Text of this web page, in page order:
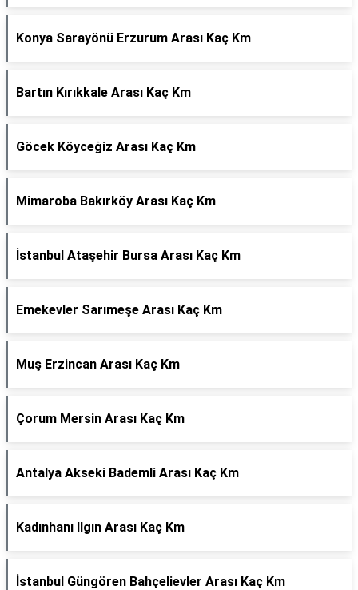
Konya Sarayönü Erzurum Arası Kaç Km
Bartın Kırıkkale Arası Kaç Km
Göcek Köyceğiz Arası Kaç Km
Mimaroba Bakırköy Arası Kaç Km
İstanbul Ataşehir Bursa Arası Kaç Km
Emekevler Sarımeşe Arası Kaç Km
Muş Erzincan Arası Kaç Km
Çorum Mersin Arası Kaç Km
Antalya Akseki Bademli Arası Kaç Km
Kadınhanı Ilgın Arası Kaç Km
İstanbul Güngören Bahçelievler Arası Kaç Km